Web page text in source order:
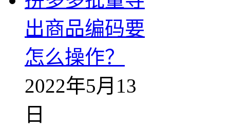
出商品编码要
怎么操作？
2022年5月13
日